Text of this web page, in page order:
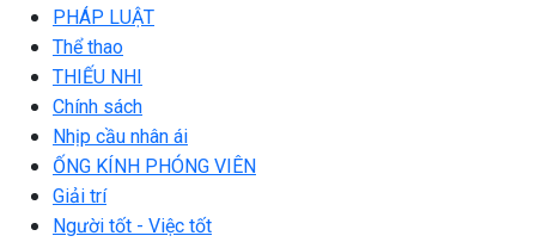
PHÁP LUẬT
Thể thao
THIẾU NHI
Chính sách
Nhịp cầu nhân ái
ỐNG KÍNH PHÓNG VIÊN
Giải trí
Người tốt - Việc tốt